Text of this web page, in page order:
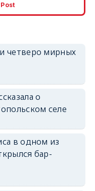
erid: 2SDnjcrDNw6
erid: 2SDnjdPjgYS
erid: 2SDnjdvhGXG
четверо мирных
о
селе
в одном из
бар-